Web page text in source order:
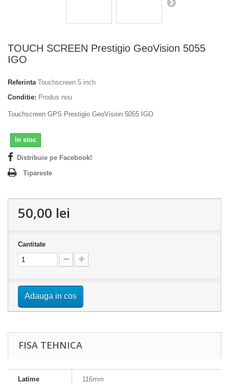
TOUCH SCREEN Prestigio GeoVision 5055
IGO
Referinta Touchscreen 5 inch
Conditie: Produs nou
Touchscreen GPS Prestigio GeoVision 5055 IGO
In stoc
Distribuie pe Facebook!
Tipareste
50,00 lei
Cantitate
Adauga in cos
FISA TEHNICA
Latime 116mm